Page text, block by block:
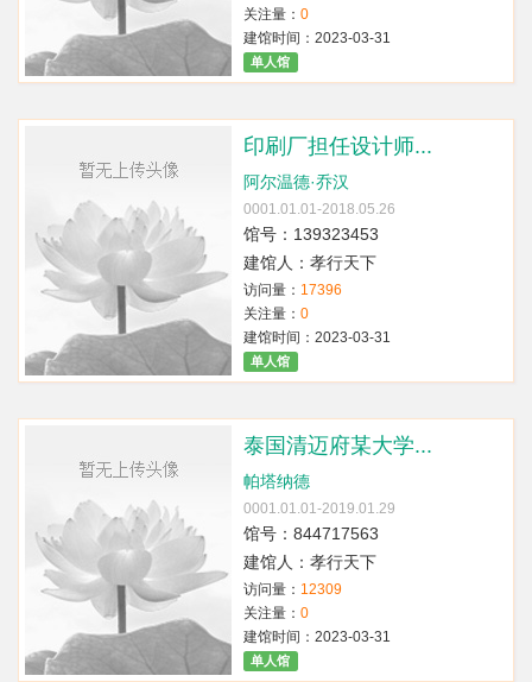
关注量： 0
建馆时间：2023-03-31
单人馆
印刷厂担任设计师...
阿尔温德·乔汉
0001.01.01-2018.05.26
馆号：139323453
建馆人：孝行天下
访问量： 17396
关注量： 0
建馆时间：2023-03-31
单人馆
泰国清迈府某大学...
帕塔纳德
0001.01.01-2019.01.29
馆号：844717563
建馆人：孝行天下
访问量： 12309
关注量： 0
建馆时间：2023-03-31
单人馆